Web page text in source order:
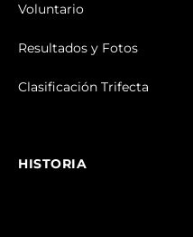
Voluntario
Resultados y Fotos
Clasificación Trifecta
HISTORIA